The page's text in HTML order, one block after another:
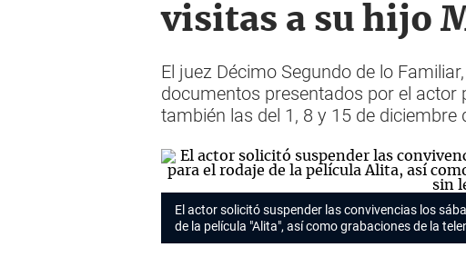
visitas a su hijo
El juez Décimo Segundo de lo
documentos presentados por el actor
también las del 1, 8 y 15 de diciembre
El actor solicitó suspender las convivencias los
de la película "Alita", así como grabaciones de la